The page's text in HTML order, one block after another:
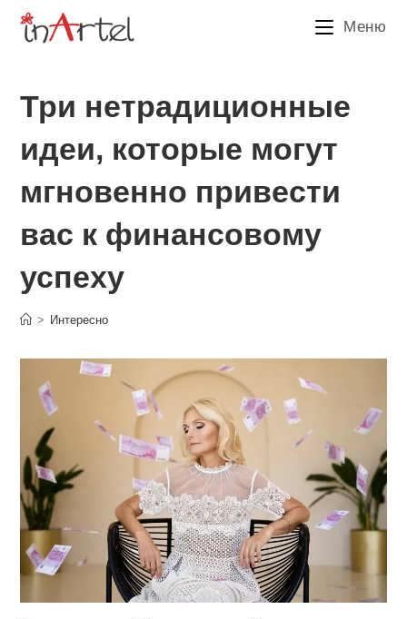
Перейти
Меню
Три нетрадиционные
идеи, которые могут
мгновенно привести
вас к финансовому
успеху
> Интересно